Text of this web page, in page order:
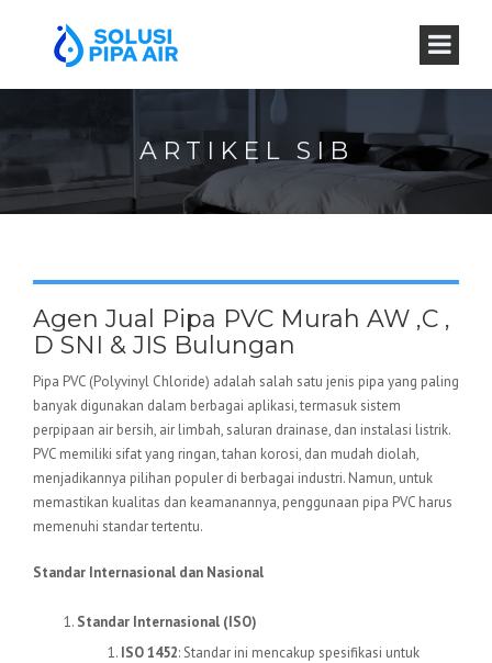
ARTIKEL SIB
Agen Jual Pipa PVC Murah AW ,C ,
D SNI & JIS Bulungan
Pipa PVC (Polyvinyl Chloride) adalah salah satu jenis pipa yang paling
banyak digunakan dalam berbagai aplikasi, termasuk sistem
perpipaan air bersih, air limbah, saluran drainase, dan instalasi listrik.
PVC memiliki sifat yang ringan, tahan korosi, dan mudah diolah,
menjadikannya pilihan populer di berbagai industri. Namun, untuk
memastikan kualitas dan keamanannya, penggunaan pipa PVC harus
memenuhi standar tertentu.
Standar Internasional dan Nasional
Standar Internasional (ISO)
ISO 1452: Standar ini mencakup spesifikasi untuk